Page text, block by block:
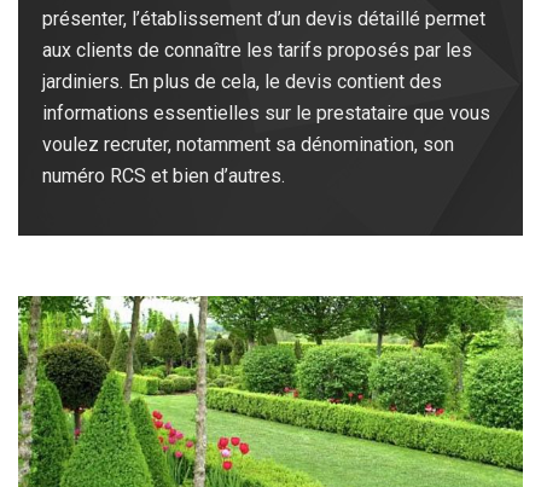
présenter, l’établissement d’un devis détaillé permet
aux clients de connaître les tarifs proposés par les
jardiniers. En plus de cela, le devis contient des
informations essentielles sur le prestataire que vous
voulez recruter, notamment sa dénomination, son
numéro RCS et bien d’autres.